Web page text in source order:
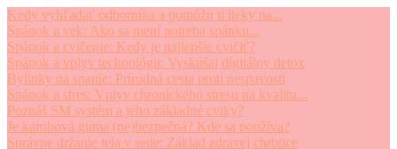
Kedy vyhľadať odborníka a pomôžu ti lieky na...
Spánok a vek: Ako sa mení potreba spánku...
Spánok a cvičenie: Kedy je najlepšie cvičiť?
Spánok a vplyv technológii: Vyskúšaj digitálny detox
Bylinky na spanie: Prírodná cesta proti nespavosti
Spánok a stres: Vplyv chronického stresu na kvalitu...
Poznáš SM systém a jeho základné cviky?
Je karobová guma (ne)bezpečná? Kde sa používa?
Správne držanie tela v sede: Základ zdravej chrbtice